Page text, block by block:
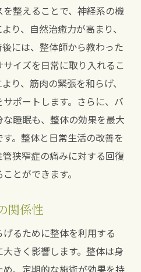
整えることで、神経系の機
り、自然治癒力が高まり、
には、整体師から教わった
イズを日常に取り入れるこ
り、筋肉の緊張を和らげ、
ポートします。さらに、バ
睡眠も、整体の効果を最大
。整体と日常生活の改善を
狭窄症の痛みに対する回復
とができます。
関係性
るために整体を利用する
きく影響します。整体は身
、定期的な施術が効果を持